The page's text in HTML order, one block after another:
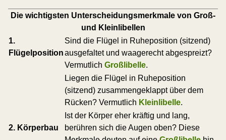
Die wichtigsten Unterscheidungsmerkmale von Groß-
und Kleinlibellen
1.
Flügelposition
Sind die Flügel in Ruheposition (sitzend)
ausgefaltet und waagerecht abgespreizt?
Vermutlich Großlibelle.
Liegen die Flügel in Ruheposition
(sitzend) zusammengeklappt über dem
Rücken? Vermutlich Kleinlibelle.
2. Körperbau
Ist der Körper eher kräftig und lang,
berühren sich die Augen oben? Diese